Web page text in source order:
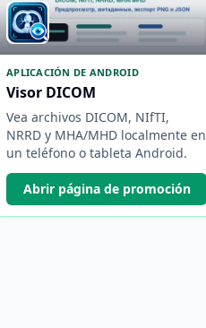
APLICACIÓN DE ANDROID
Visor DICOM
Vea archivos DICOM, NIfTI,
NRRD y MHA/MHD localmente en
un teléfono o tableta Android.
Abrir página de promoción